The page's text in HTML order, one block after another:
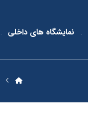
نمایشگاه های داخلی